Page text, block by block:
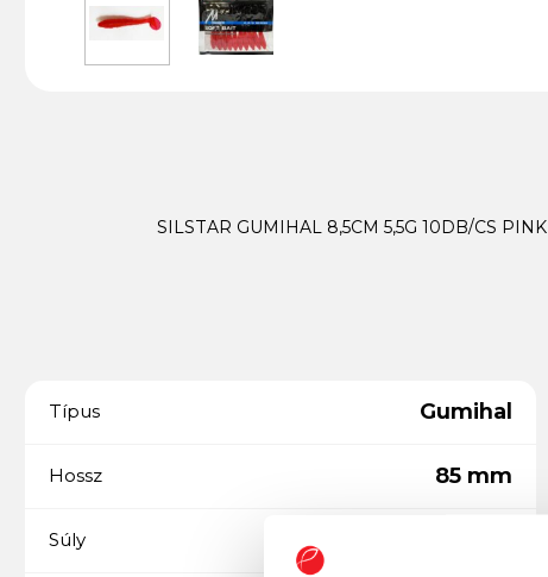
SILSTAR GUMIHAL 8,5CM 5,5G 10DB/CS PINK
Típus Gumihal
Hossz 85 mm
Súly